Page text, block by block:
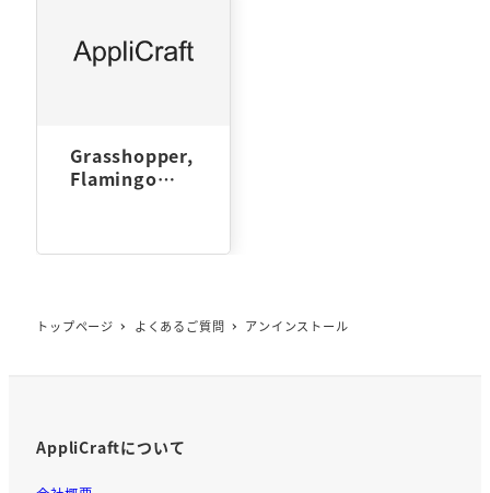
Grasshopper,
Flamingo
ンインストー
トップページ よくあるご質問 アンインストール
AppliCraftについて